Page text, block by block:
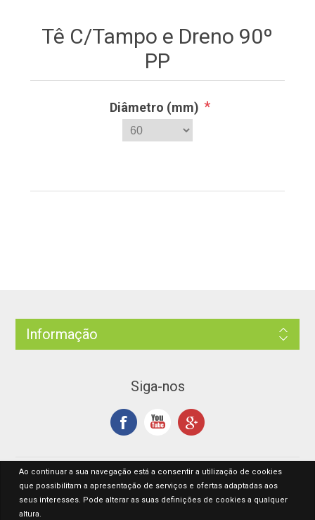
Tê C/Tampo e Dreno 90º
PP
Diâmetro (mm) *
Informação
Siga-nos
Ao continuar a sua navegação está a consentir a utilização de cookies
que possibilitam a apresentação de serviços e ofertas adaptadas aos
seus interesses. Pode alterar as suas definições de cookies a qualquer
altura.